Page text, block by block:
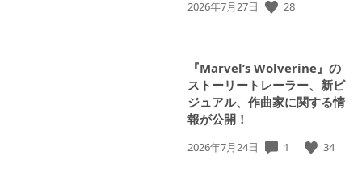
公
2026年7月27日 28
『Marvel’s Wolverine』の
ストーリートレーラー、新ビ
ジュアル、作曲家に関する情
報が公開！
公
2026年7月24日 1 34